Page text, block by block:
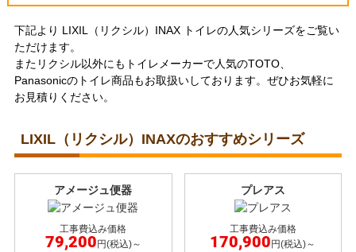
福岡県大野城市
下記より LIXIL（リクシル）INAX トイレの人気シリーズをご覧い
ただけます。
またリクシル以外にもトイレメーカーで人気のTOTO、
Panasonicのトイレ商品もお取扱いしております。ぜひお気軽に
お見積りください。
LIXIL（リクシル）INAXのおすすめシリーズ
アメージュ便器
工事費込み価格
79,200 円(税込)～
プレアス
工事費込み価格
170,900 円(税込)～